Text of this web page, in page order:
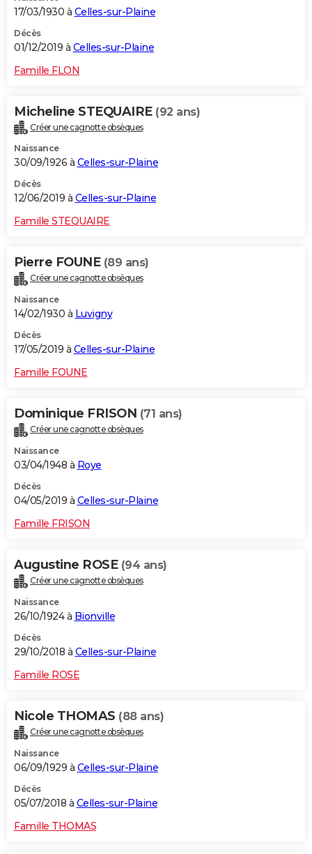
17/03/1930 à Celles-sur-Plaine
Décès
01/12/2019 à Celles-sur-Plaine
Famille FLON
Micheline STEQUAIRE (92 ans)
Créer une cagnotte obsèques
Naissance
30/09/1926 à Celles-sur-Plaine
Décès
12/06/2019 à Celles-sur-Plaine
Famille STEQUAIRE
Pierre FOUNE (89 ans)
Créer une cagnotte obsèques
Naissance
14/02/1930 à Luvigny
Décès
17/05/2019 à Celles-sur-Plaine
Famille FOUNE
Dominique FRISON (71 ans)
Créer une cagnotte obsèques
Naissance
03/04/1948 à Roye
Décès
04/05/2019 à Celles-sur-Plaine
Famille FRISON
Augustine ROSE (94 ans)
Créer une cagnotte obsèques
Naissance
26/10/1924 à Bionville
Décès
29/10/2018 à Celles-sur-Plaine
Famille ROSE
Nicole THOMAS (88 ans)
Créer une cagnotte obsèques
Naissance
06/09/1929 à Celles-sur-Plaine
Décès
05/07/2018 à Celles-sur-Plaine
Famille THOMAS